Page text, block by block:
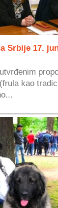
Srbije 17.
kao